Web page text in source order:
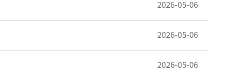
2026-05-06
2026-05-06
2026-05-06